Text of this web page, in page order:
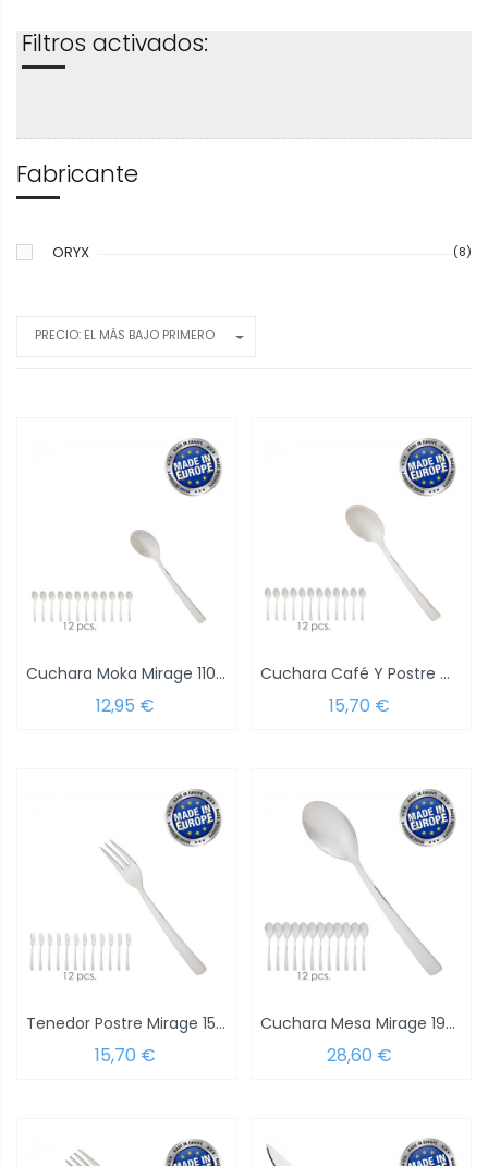
Filtros activados:
Fabricante
ORYX (8)
PRECIO: EL MÁS BAJO PRIMERO
Cuchara Moka Mirage 110 mm.Caja 12 unidades
12,95 €
Cuchara Café Y Postre Mirage 135 mm.Caja...
15,70 €
Tenedor Postre Mirage 159 mm.Caja 12 unidades
15,70 €
Cuchara Mesa Mirage 197 mm.Caja 12 unidades
28,60 €